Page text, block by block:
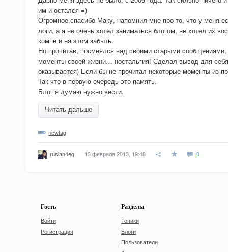
им и остался =)
Огромное спасибо Маку, напомнил мне про то, что у меня
логи, а я не очень хотел заниматься блогом, не хотел их
компе и на этом забыть.
Но прочитав, посмеялся над своими старыми
моменты своей жизни… ностальгия! Сделал вывод для
оказывается) Если бы не прочитал некоторые моменты из
Так что в первую очередь это память.
Блог я думаю нужно вести.
Читать дальше
newtag
ruslan4eg 13 февраля 2013, 19:48 0
Гость
Войти
Регистрация
Разделы
Топики
Блоги
Пользователи